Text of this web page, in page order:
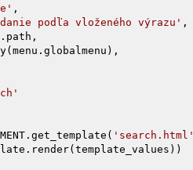
,
podľa vloženého výrazu' ,
'search.html'